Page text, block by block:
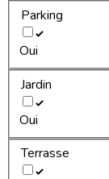
Parking
Oui
Jardin
Oui
Terrasse